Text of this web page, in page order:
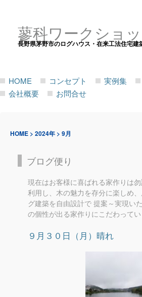
蓼科ワークショ
長野県茅野市のログハウス・在来工法住宅建
HOME コンセプト 実例集
会社概要
お問合せ
HOME > 2024年 > 9月
ブログ便り
現在はお客様に喜ばれる家作りは
利用し、木の魅力を存分に楽しめ
グ建築を自由設計で 提案～実現い
の個性が出る家作りにこだわってい
９月３０日（月）晴れ